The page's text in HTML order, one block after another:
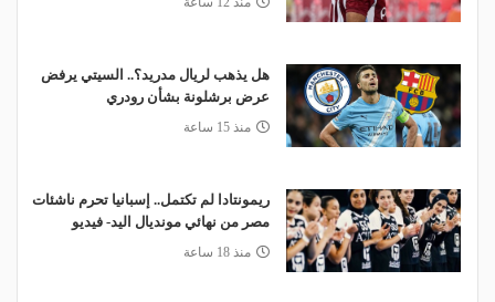
هل يذهب لريال مدريد؟.. السيتي يرفض
عرض برشلونة بشأن رودري
منذ 15 ساعة
ريمونتادا لم تكتمل.. إسبانيا تحرم ناشئات
مصر من نهائي مونديال اليد- فيديو
منذ 18 ساعة